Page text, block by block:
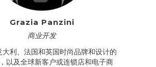
Grazia Panzini
商业开发
大利、法国和英国时尚品牌和设计的
以及全球新客户或连锁店和电子商